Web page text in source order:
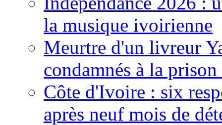
la musique ivoirienne
Meurtre d'un livreur
condamnés à la
Côte d'Ivoire : six
après neuf mois de